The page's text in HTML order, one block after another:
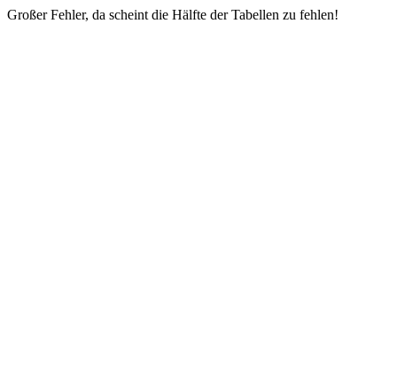
Großer Fehler, da scheint die Hälfte der Tabellen zu fehlen!